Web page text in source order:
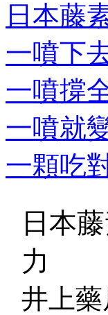
日本藤
一噴下
一噴撐
一噴就
一顆吃
日本
力
井上